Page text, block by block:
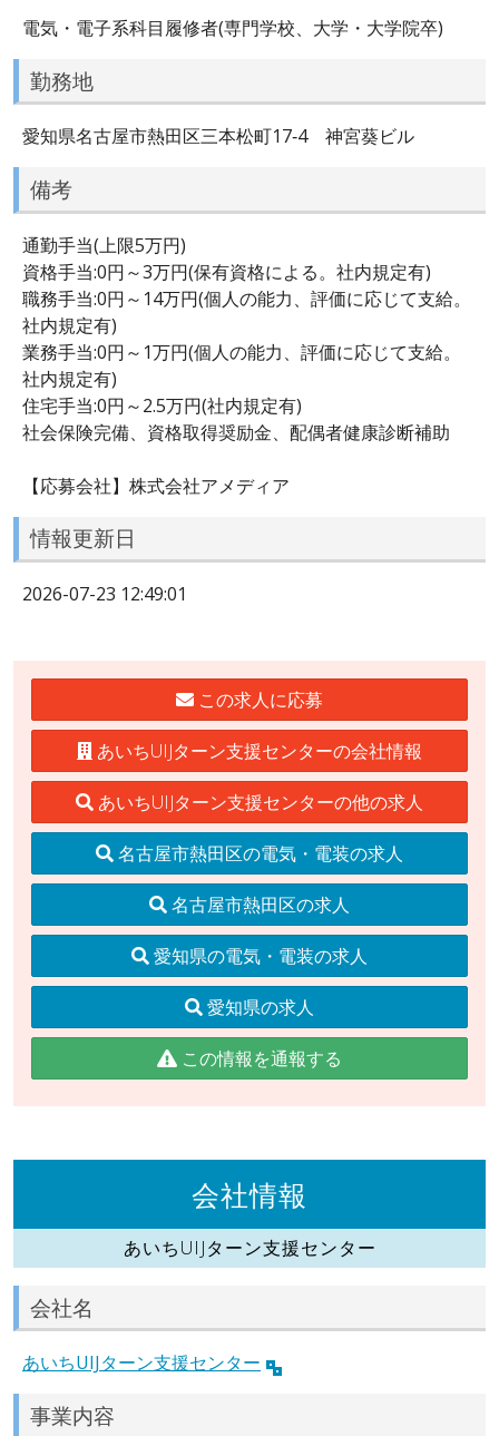
電気・電子系科目履修者(専門学校、大学・大学院卒)
勤務地
愛知県名古屋市熱田区三本松町17‐4 神宮葵ビル
備考
通勤手当(上限5万円)
資格手当:0円～3万円(保有資格による。社内規定有)
職務手当:0円～14万円(個人の能力、評価に応じて支給。
社内規定有)
業務手当:0円～1万円(個人の能力、評価に応じて支給。
社内規定有)
住宅手当:0円～2.5万円(社内規定有)
社会保険完備、資格取得奨励金、配偶者健康診断補助
【応募会社】株式会社アメディア
情報更新日
2026-07-23 12:49:01
この求人に応募
あいちUIJターン支援センターの会社情報
あいちUIJターン支援センターの他の求人
名古屋市熱田区の電気・電装の求人
名古屋市熱田区の求人
愛知県の電気・電装の求人
愛知県の求人
この情報を通報する
会社情報
あいちUIJターン支援センター
会社名
あいちUIJターン支援センター
事業内容